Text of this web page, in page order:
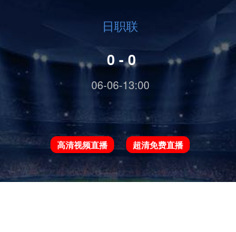
WCBA
NBL
西甲
德甲
中超
欧洲杯
欧冠
欧协联
日职联
0 - 0
06-06-13:00
高清视频直播 超清免费直播